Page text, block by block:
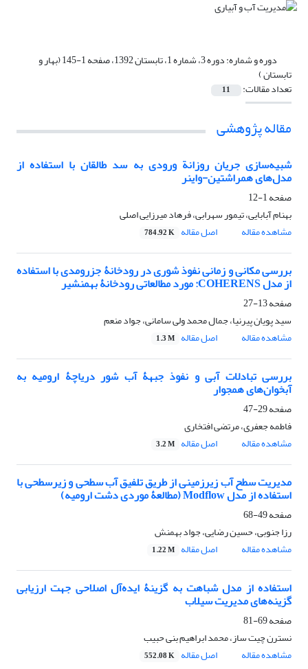
دوره و شماره: دوره 3، شماره 1، تابستان 1392، صفحه 1-145 (بهار و
تابستان )
تعداد مقالات: 11
مقاله پژوهشی
شبیه‌سازی جریان روزانة ورودی به سد طالقان با استفاده از
مدل‌های همراشتین-واینر
صفحه1-12
بهنام آبابایی، تیمور سهرابی، فرهاد میرزایی اصلی
مشاهده مقاله
اصل مقاله 784.92 K
بررسی مکانی و زمانی نفوذ شوری در رودخانۀ جزر‌و‌مدی با استفاده
از مدل COHERENS: مورد مطالعاتی رودخانۀ بهمنشیر
صفحه13-27
سید پویان پیرنیا، جمال محمد ولی سامانی، جواد منعم
مشاهده مقاله
اصل مقاله 1.3 M
بررسی تبادلات آبی و نفوذ جبهۀ آب شور دریاچۀ ارومیه به
آبخوان‌های همجوار
صفحه29-47
فاطمه جعفری، مرتضی افتخاری
مشاهده مقاله
اصل مقاله 3.2 M
مدیریت سطح آب زیرزمینی از طریق تلفیق آب سطحی و زیر‌سطحی با
استفاده از مدل Modflow (مطالعۀ موردی دشت ارومیه)
صفحه49-68
رزا جنوبی، حسین رضایی، جواد بهمنش
مشاهده مقاله
اصل مقاله 1.22 M
استفاده از مدل شباهت به گزینۀ ایده‌آل اصلاحی جهت ارزیابی
گزینه‌های مدیریت سیلاب
صفحه69-81
نسترن چیت ساز، محمد ابراهیم بنی حبیب
مشاهده مقاله
اصل مقاله 552.08 K